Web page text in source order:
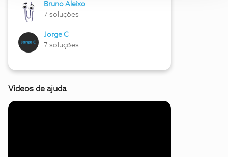
Bruno Aleixo
7 soluções
Jorge C
7 soluções
Vídeos de ajuda